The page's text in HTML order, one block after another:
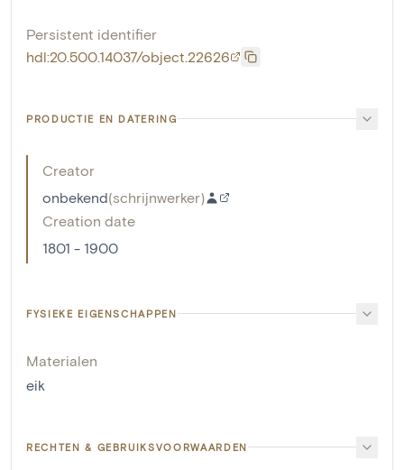
Persistent identifier
hdl:20.500.14037/object.22626
PRODUCTIE EN DATERING
Creator
onbekend(schrijnwerker)
Creation date
1801 - 1900
FYSIEKE EIGENSCHAPPEN
Materialen
eik
RECHTEN & GEBRUIKSVOORWAARDEN